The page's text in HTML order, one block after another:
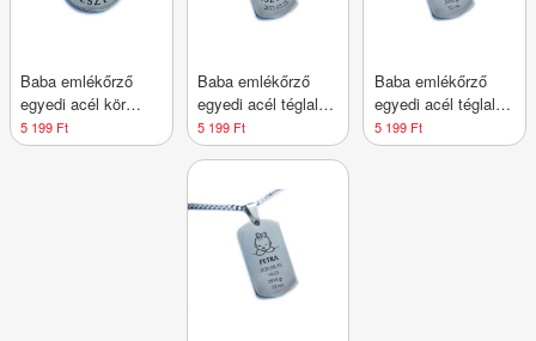
Baba emlékőrző
egyedi acél kör
medálos nyaklánc 2
5 199 Ft
Baba emlékőrző
egyedi acél téglalap
medálos nyaklánc 2
5 199 Ft
Baba emlékőrző
egyedi acél téglalap
medálos nyaklánc
Fiú
5 199 Ft